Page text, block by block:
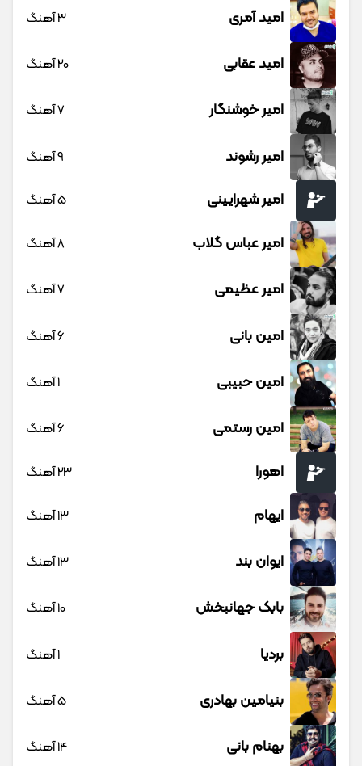
امید آمری 3 آهنگ
امید عقابی 20 آهنگ
امیر خوشنگار 7 آهنگ
امیر رشوند 9 آهنگ
امیر شهرایینی 5 آهنگ
امیر عباس گلاب 8 آهنگ
امیر عظیمی 7 آهنگ
امین بانی 6 آهنگ
امین حبیبی 1 آهنگ
امین رستمی 6 آهنگ
اهورا 23 آهنگ
ایهام 13 آهنگ
ایوان بند 13 آهنگ
بابک جهانبخش 10 آهنگ
بردیا 1 آهنگ
بنیامین بهادری 5 آهنگ
بهنام بانی 14 آهنگ